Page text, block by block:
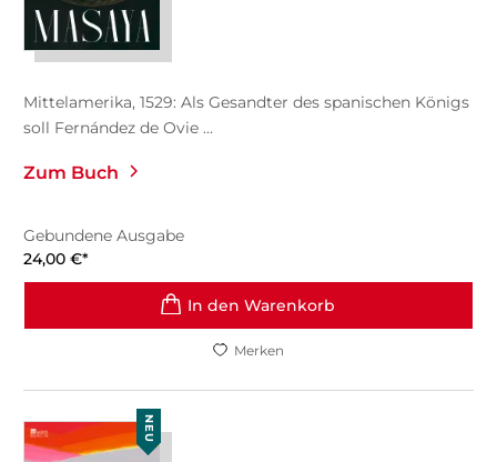
Mittelamerika, 1529: Als Gesandter des spanischen Königs
soll Fernández de Ovie ...
Zum Buch
Gebundene Ausgabe
24,00 €*
In den Warenkorb
Merken
NEU